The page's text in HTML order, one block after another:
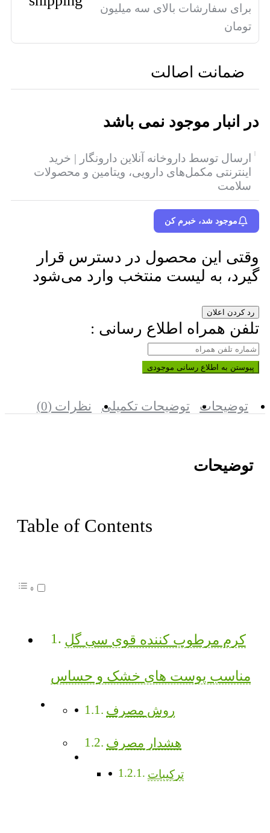
برای سفارشات بالای سه میلیون
تومان
ضمانت اصالت
در انبار موجود نمی باشد
ارسال توسط داروخانه آنلاین دارونگار | خرید
اینترنتی مکمل‌های دارویی، ویتامین و محصولات
سلامت
موجود شد، خبرم کن
وقتی این محصول در دسترس قرار
گیرد، به لیست منتخب وارد می‌شود
رد کردن اعلان
تلفن همراه اطلاع رسانی :
پیوستن به اطلاع رسانی موجودی
توضیحات توضیحات تکمیلی نظرات (0)
توضیحات
Table of Contents
کرم مرطوب کننده قوی سی گل
مناسب پوست های خشک و حساس
روش مصرف
هشدار مصرف
ترکیبات